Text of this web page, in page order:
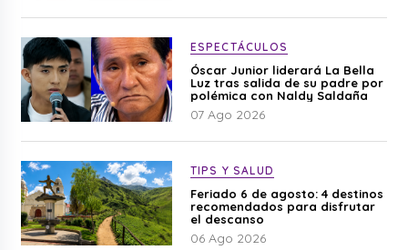
ESPECTÁCULOS
Óscar Junior liderará La Bella
Luz tras salida de su padre por
polémica con Naldy Saldaña
07 Ago 2026
TIPS Y SALUD
Feriado 6 de agosto: 4 destinos
recomendados para disfrutar
el descanso
06 Ago 2026